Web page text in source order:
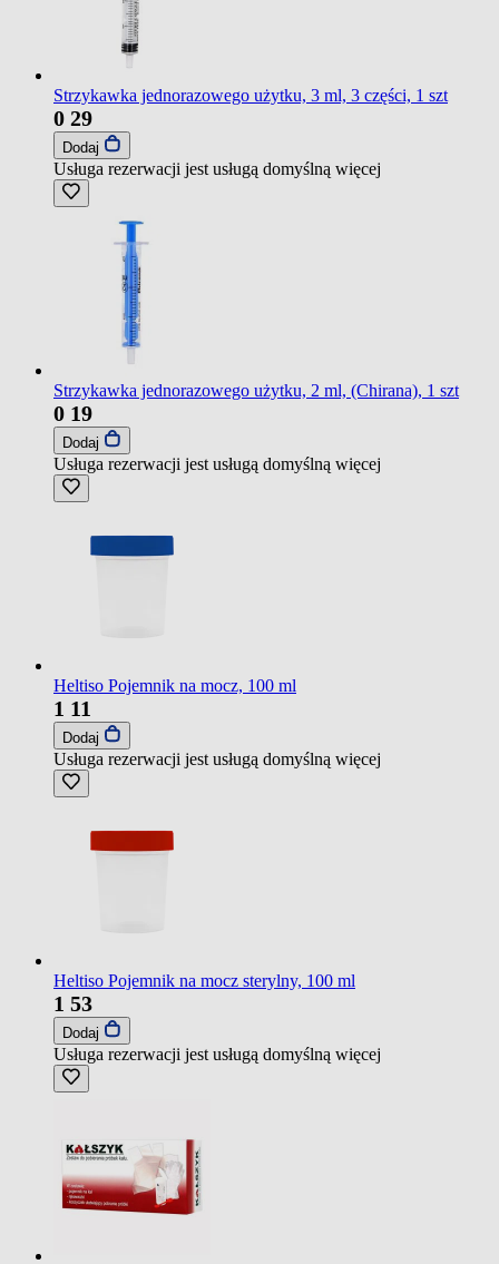
Strzykawka jednorazowego użytku, 3 ml, 3 części, 1 szt
0 29
Dodaj
Usługa rezerwacji jest usługą domyślną więcej
Strzykawka jednorazowego użytku, 2 ml, (Chirana), 1 szt
0 19
Dodaj
Usługa rezerwacji jest usługą domyślną więcej
Heltiso Pojemnik na mocz, 100 ml
1 11
Dodaj
Usługa rezerwacji jest usługą domyślną więcej
Heltiso Pojemnik na mocz sterylny, 100 ml
1 53
Dodaj
Usługa rezerwacji jest usługą domyślną więcej